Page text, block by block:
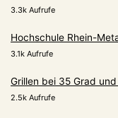
3.3k Aufrufe
Hochschule Rhein-
3.1k Aufrufe
Grillen bei 35 Grad
2.5k Aufrufe